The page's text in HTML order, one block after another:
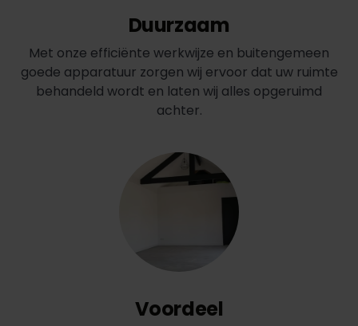
Duurzaam
Met onze efficiënte werkwijze en buitengemeen
goede apparatuur zorgen wij ervoor dat uw ruimte
behandeld wordt en laten wij alles opgeruimd
achter.
Voordeel